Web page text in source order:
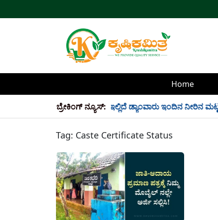
Home
ಬ್ರೇಕಿಂಗ್ ನ್ಯೂಸ್:
34 TMC ನೀರು ಸಂಗ್ರಹ! ಇಲ್ಲಿದೆ ಡ್ಯಾಂವಾರು ಇಂದಿನ ನೀರಿನ ಮಟ್ಟ!
Tag: Caste Certificate Status